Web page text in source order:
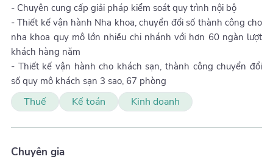
- Chuyên cung cấp giải pháp kiểm soát quy trình nội bộ
- Thiết kế vận hành Nha khoa, chuyển đổi số thành công cho
nha khoa quy mô lớn nhiều chi nhánh với hơn 60 ngàn lượt
khách hàng năm
- Thiết kế vận hành cho khách sạn, thành công chuyển đổi
số quy mô khách sạn 3 sao, 67 phòng
Thuế Kế toán Kinh doanh
Chuyên gia